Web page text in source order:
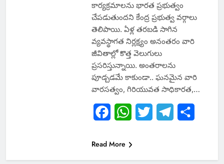
కార్యక్రమాలను భారత ప్రభుత్వం
చేపడుతుందని కేంద్ర ప్రభుత్వ వర్గాలు
తెలిపాయి. ఏళ్ల తరబడి సాగిన
వ్యవస్థాగత నిర్లక్ష్యం అనంతరం వారి
జీవితాల్లో కొత్త వెలుగులు
ప్రసరిస్తున్నాయి. అంతరాలను
పూడ్చడమే కాకుండా.. ఘనమైన వారి
వారసత్వం, గిరియువత సాధికారత,…
FacebookWhatsApp
Twitter Telegram
Read More